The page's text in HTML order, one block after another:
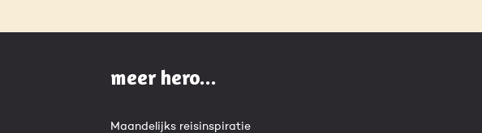
meer hero...
Maandelijks reisinspiratie